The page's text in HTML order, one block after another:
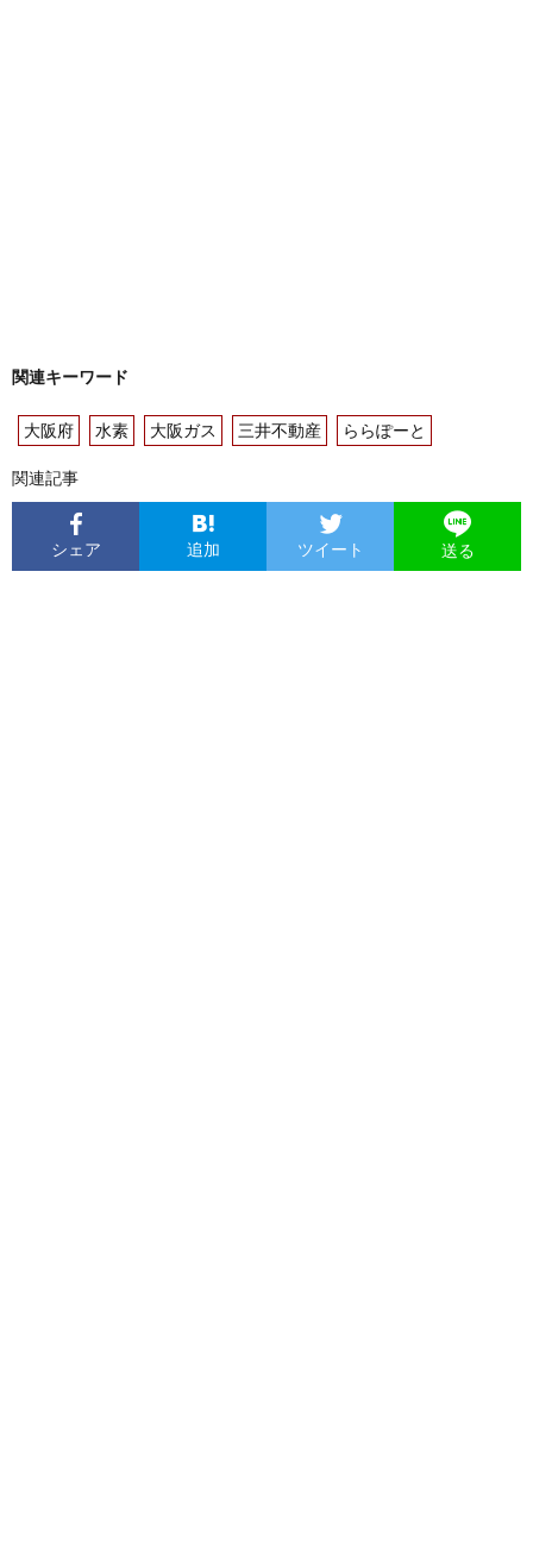
関連キーワード
大阪府 水素 大阪ガス 三井不動産 ららぽーと
関連記事
シェア 追加 ツイート 送る